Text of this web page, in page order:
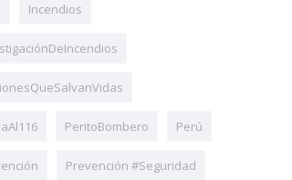
Incendios
PeritoBombero Perú
Prevención #Seguridad